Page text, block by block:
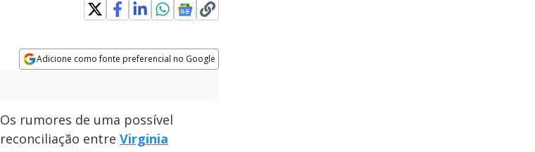
Adicione como fonte preferencial no Google
Os rumores de uma possível
reconciliação entre Virginia